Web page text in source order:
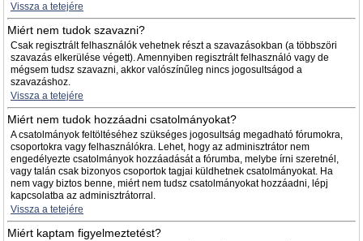
Vissza a tetejére
Miért nem tudok szavazni?
Csak regisztrált felhasználók vehetnek részt a szavazásokban (a többszöri
szavazás elkerülése végett). Amennyiben regisztrált felhasználó vagy de
mégsem tudsz szavazni, akkor valószínűleg nincs jogosultságod a
szavazáshoz.
Vissza a tetejére
Miért nem tudok hozzáadni csatolmányokat?
A csatolmányok feltöltéséhez szükséges jogosultság megadható fórumokra,
csoportokra vagy felhasználókra. Lehet, hogy az adminisztrátor nem
engedélyezte csatolmányok hozzáadását a fórumba, melybe írni szeretnél,
vagy talán csak bizonyos csoportok tagjai küldhetnek csatolmányokat. Ha
nem vagy biztos benne, miért nem tudsz csatolmányokat hozzáadni, lépj
kapcsolatba az adminisztrátorral.
Vissza a tetejére
Miért kaptam figyelmeztetést?